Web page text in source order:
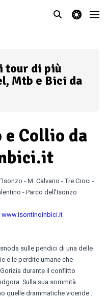
theme switcher
tour di più
Mtb e Bici da
Collio da
- M. Calvario - Tre Croci -
- Parco dell’Isonzo
www.isontinoinbici.it
sulle pendici di una delle
e le perdite umane che
durante il conflitto
Sulla sua sommità
quelle drammatiche vicende .